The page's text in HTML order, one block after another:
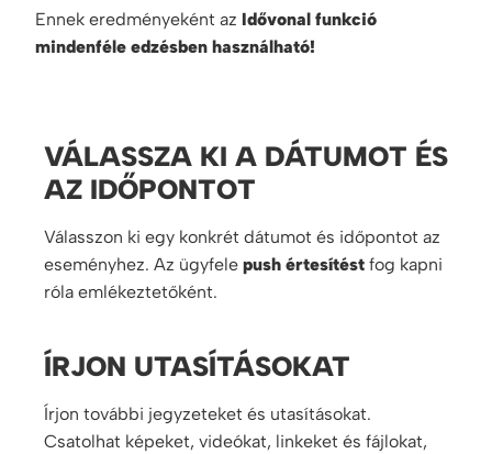
Ennek eredményeként az Idővonal funkció
mindenféle edzésben használható!
VÁLASSZA KI A DÁTUMOT ÉS
AZ IDŐPONTOT
Válasszon ki egy konkrét dátumot és időpontot az
eseményhez. Az ügyfele push értesítést fog kapni
róla emlékeztetőként.
ÍRJON UTASÍTÁSOKAT
Írjon további jegyzeteket és utasításokat.
Csatolhat képeket, videókat, linkeket és fájlokat,